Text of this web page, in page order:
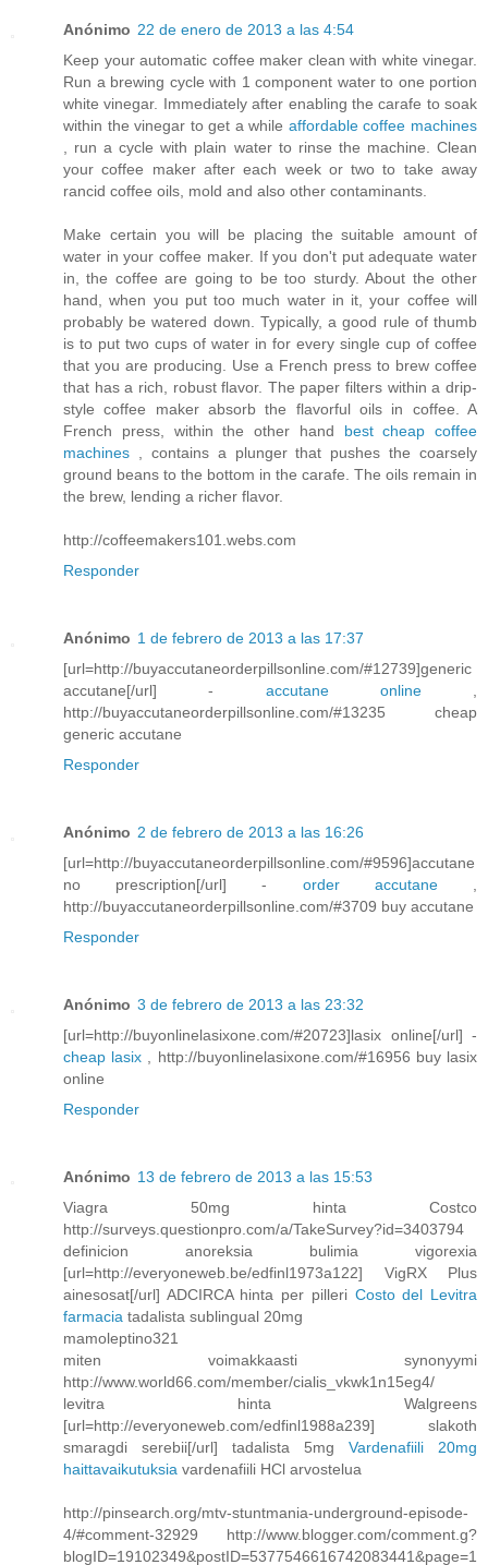
Anónimo 22 de enero de 2013 a las 4:54
Keep your automatic coffee maker clean with white vinegar.
Run a brewing cycle with 1 component water to one portion
white vinegar. Immediately after enabling the carafe to soak
within the vinegar to get a while affordable coffee machines
, run a cycle with plain water to rinse the machine. Clean
your coffee maker after each week or two to take away
rancid coffee oils, mold and also other contaminants.
Make certain you will be placing the suitable amount of
water in your coffee maker. If you don't put adequate water
in, the coffee are going to be too sturdy. About the other
hand, when you put too much water in it, your coffee will
probably be watered down. Typically, a good rule of thumb
is to put two cups of water in for every single cup of coffee
that you are producing. Use a French press to brew coffee
that has a rich, robust flavor. The paper filters within a drip-
style coffee maker absorb the flavorful oils in coffee. A
French press, within the other hand best cheap coffee
machines
, contains a plunger that pushes the coarsely
ground beans to the bottom in the carafe. The oils remain in
the brew, lending a richer flavor.
http://coffeemakers101.webs.com
Responder
Anónimo 1 de febrero de 2013 a las 17:37
[url=http://buyaccutaneorderpillsonline.com/#12739]generic
accutane[/url] - accutane online,
http://buyaccutaneorderpillsonline.com/#13235 cheap
generic accutane
Responder
Anónimo 2 de febrero de 2013 a las 16:26
[url=http://buyaccutaneorderpillsonline.com/#9596]accutane
no prescription[/url] - order accutane,
http://buyaccutaneorderpillsonline.com/#3709 buy accutane
Responder
Anónimo 3 de febrero de 2013 a las 23:32
[url=http://buyonlinelasixone.com/#20723]lasix online[/url] -
cheap lasix , http://buyonlinelasixone.com/#16956 buy lasix
online
Responder
Anónimo 13 de febrero de 2013 a las 15:53
Viagra 50mg hinta Costco
http://surveys.questionpro.com/a/TakeSurvey?id=3403794
definicion anoreksia bulimia vigorexia
[url=http://everyoneweb.be/edfinl1973a122] VigRX Plus
ainesosat[/url] ADCIRCA hinta per pilleri Costo del Levitra
farmacia tadalista sublingual 20mg
mamoleptino321
miten voimakkaasti synonyymi
http://www.world66.com/member/cialis_vkwk1n15eg4/
levitra hinta Walgreens
[url=http://everyoneweb.com/edfinl1988a239] slakoth
smaragdi serebii[/url] tadalista 5mg Vardenafiili 20mg
haittavaikutuksia vardenafiili HCl arvostelua
http://pinsearch.org/mtv-stuntmania-underground-episode-
4/#comment-32929 http://www.blogger.com/comment.g?
blogID=19102349&postID=5377546616742083441&page=1